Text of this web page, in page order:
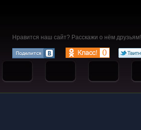
Нравится наш сайт? Расскажи о нём друзьям!